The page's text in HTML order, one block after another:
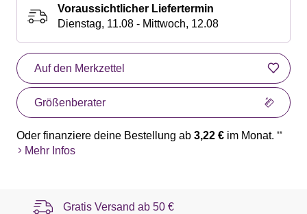
Voraussichtlicher Liefertermin
Dienstag, 11.08 - Mittwoch, 12.08
Auf den Merkzettel
Größenberater
Oder finanziere deine Bestellung ab 3,22 € im Monat. **
Mehr Infos
Gratis Versand ab 50 €